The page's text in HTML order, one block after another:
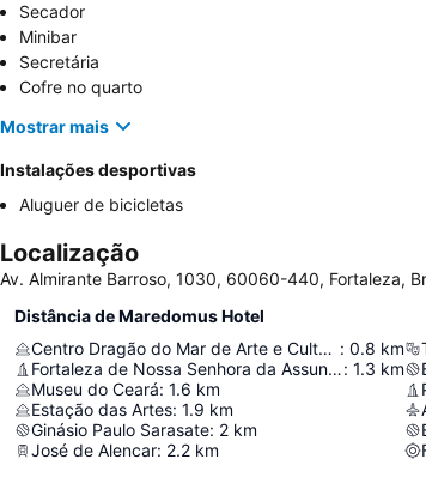
Secador
Minibar
Secretária
Cofre no quarto
Mostrar mais
Instalações desportivas
Aluguer de bicicletas
Localização
Av. Almirante Barroso, 1030, 60060-440, Fortaleza,
Distância de Maredomus Hotel
Centro Dragão do Mar de Arte e Cultura : 0.8 km
Fortaleza de Nossa Senhora da Assunção: 1.3 km
Museu do Ceará: 1.6 km
Estação das Artes: 1.9 km
Ginásio Paulo Sarasate: 2 km
José de Alencar: 2.2 km